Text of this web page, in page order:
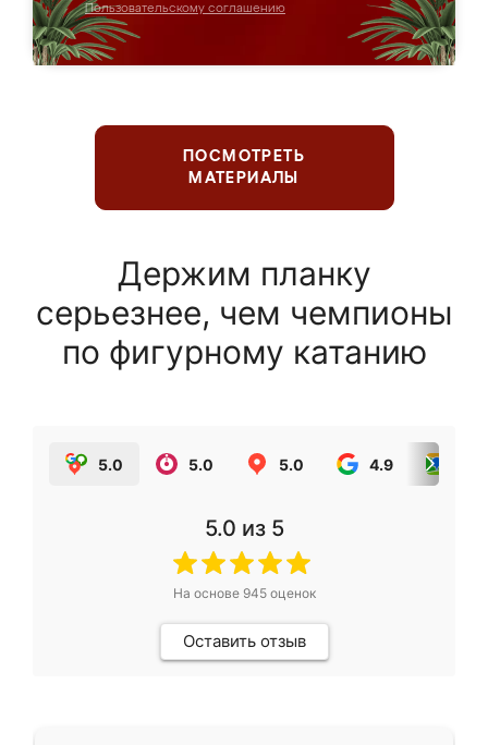
Пользовательскому соглашению
ПОСМОТРЕТЬ
МАТЕРИАЛЫ
Держим планку
серьезнее, чем чемпионы
по фигурному катанию
5.0 5.0 5.0 4.9
5.0 из 5
На основе 945оценок
Оставить отзыв